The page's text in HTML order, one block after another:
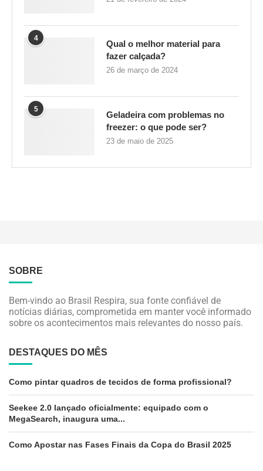
4
Qual o melhor material para
fazer calçada?
26 de março de 2024
5
Geladeira com problemas no
freezer: o que pode ser?
23 de maio de 2025
SOBRE
Bem-vindo ao Brasil Respira, sua fonte confiável de
notícias diárias, comprometida em manter você informado
sobre os acontecimentos mais relevantes do nosso país.
DESTAQUES DO MÊS
Como pintar quadros de tecidos de forma profissional?
Seekee 2.0 lançado oficialmente: equipado com o
MegaSearch, inaugura uma...
Como Apostar nas Fases Finais da Copa do Brasil 2025